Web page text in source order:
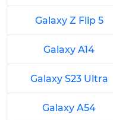
Замена разъема
от 1 500 ₽
Чистка
от 1 000 ₽
Galaxy Z Flip 5
Galaxy A14
Galaxy S23 Ultra
Galaxy A54